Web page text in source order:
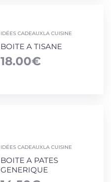
IDÉES CADEAUXLA CUISINE
BOITE A TISANE
18.00€
IDÉES CADEAUXLA CUISINE
BOITE A PATES
GENERIQUE